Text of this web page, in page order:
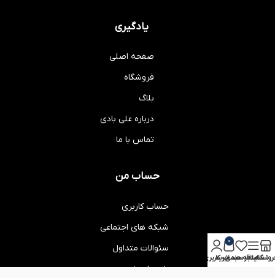
یادگیری
صفحه اصلی
فروشگاه
بلاگ
درباره علی بادی
تماس با ما
حساب من
حساب کاربری
شبکه های اجتماعی
سئوالات متداول
راهنمای خرید
سایدبار
علاقه مندی
0
سبد خرید
حساب کاربری من